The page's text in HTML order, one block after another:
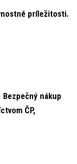
príležitosti.
Bezpečný nákup
ČP,